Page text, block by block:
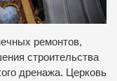
ремонтов,
строительства
дренажа. Церковь